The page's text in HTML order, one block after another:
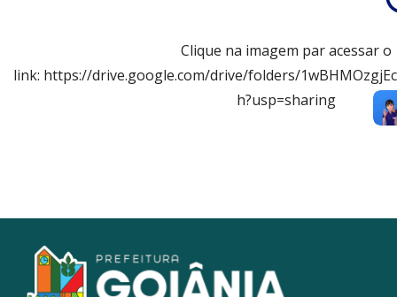
Clique na imagem par acessar o
link: https://drive.google.com/drive/folders/
h?usp=sharing